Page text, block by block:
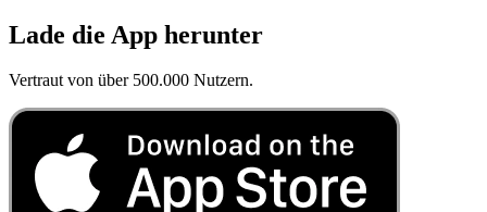
Lade die App herunter
Vertraut von über 500.000 Nutzern.